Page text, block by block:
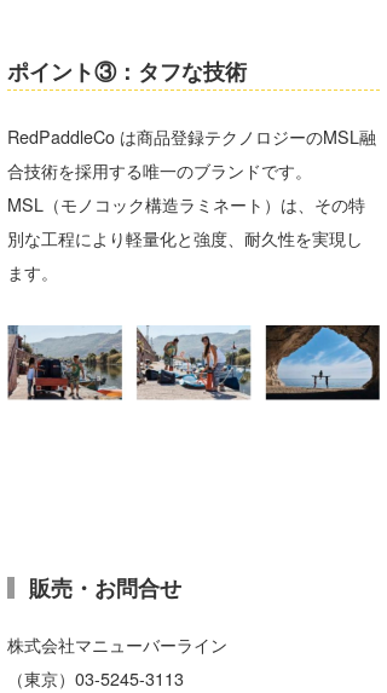
ポイント③：タフな技術
RedPaddleCo は商品登録テクノロジーのMSL融
合技術を採用する唯一のブランドです。
MSL（モノコック構造ラミネート）は、その特
別な工程により軽量化と強度、耐久性を実現し
ます。
販売・お問合せ
株式会社マニューバーライン
（東京）03-5245-3113